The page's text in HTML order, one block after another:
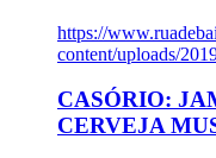
https://
content/uploads/
CASÓRIO:
CERVEJA